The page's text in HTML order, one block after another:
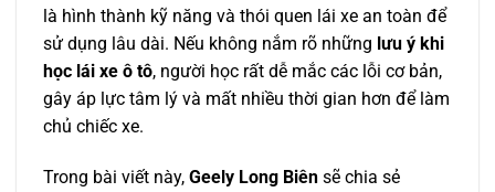
là hình thành kỹ năng và thói quen lái xe an toàn để
sử dụng lâu dài. Nếu không nắm rõ những lưu ý khi
học lái xe ô tô, người học rất dễ mắc các lỗi cơ bản,
gây áp lực tâm lý và mất nhiều thời gian hơn để làm
chủ chiếc xe.
Trong bài viết này, Geely Long Biên sẽ chia sẻ